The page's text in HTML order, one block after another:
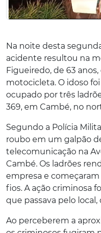
Na noite desta
acidente resultou na
Figueiredo, de 63
motocicleta. O idoso
ocupado por três
369, em Cambé, no
Segundo a Polícia
roubo em um galpão
telecomunicação na
Cambé. Os ladrões
empresa e
fios. A ação criminosa
que passava pelo
Ao perceberem a